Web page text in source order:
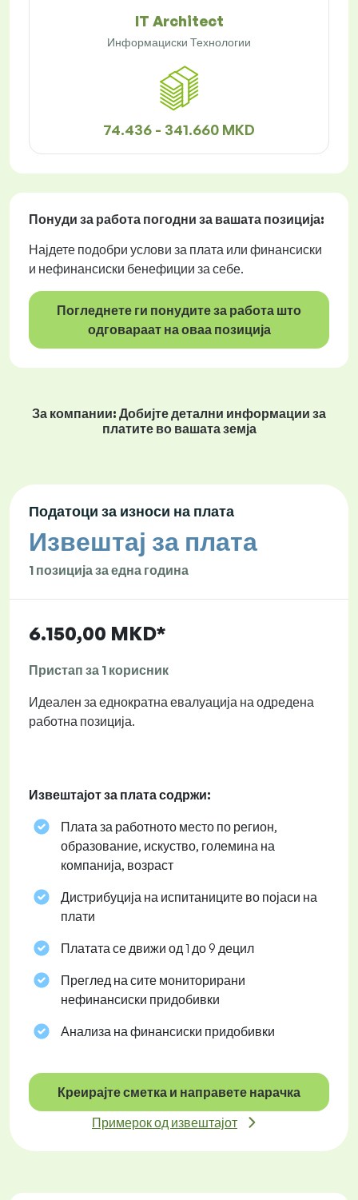
IT Architect
Информациски Технологии
74.436 - 341.660 MKD
Понуди за работа погодни за вашата позиција:
Најдете подобри услови за плата или финансиски
и нефинансиски бенефиции за себе.
Погледнете ги понудите за работа што
одговараат на оваа позиција
За компании: Добијте детални информации за
платите во вашата земја
Податоци за износи на плата
Извештај за плата
1 позиција за една година
6.150,00 MKD*
Пристап за 1 корисник
Идеален за еднократна евалуација на одредена
работна позиција.
Извештајот за плата содржи:
Плата за работното место по регион,
образование, искуство, големина на
компанија, возраст
Дистрибуција на испитаниците во појаси на
плати
Платата се движи од 1 до 9 децил
Преглед на сите мониторирани
нефинансиски придобивки
Анализа на финансиски придобивки
Креирајте сметка и направете нарачка
Примерок од извештајот